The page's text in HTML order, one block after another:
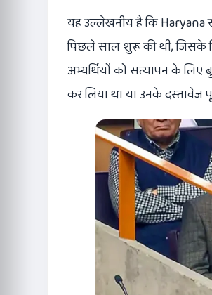
यह उल्लेखनीय है कि Haryana
पिछले साल शुरू की थी, जिसके
अभ्यर्थियों को सत्यापन के लिए
कर लिया था या उनके दस्तावेज